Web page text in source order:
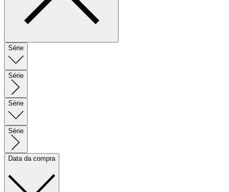
Série
Série
Série
Série
Data da compra